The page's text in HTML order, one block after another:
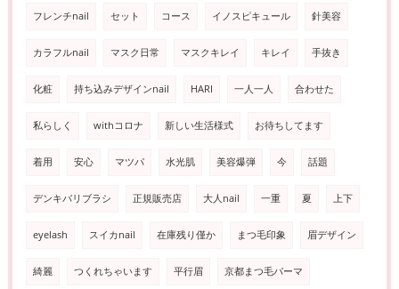
フレンチnail セット コース イノスピキュール 針美容
カラフルnail マスク日常 マスクキレイ キレイ 手抜き
化粧 持ち込みデザインnail HARI 一人一人 合わせた
私らしく withコロナ 新しい生活様式 お待ちしてます
着用 安心 マツパ 水光肌 美容爆弾 今 話題
デンキバリブラシ 正規販売店 大人nail 一重 夏 上下
eyelash スイカnail 在庫残り僅か まつ毛印象 眉デザイン
綺麗 つくれちゃいます 平行眉 京都まつ毛パーマ